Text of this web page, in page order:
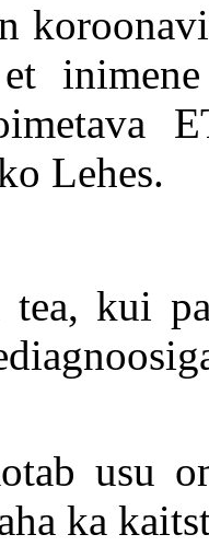
Lehes.
tea, kui
usu
ka